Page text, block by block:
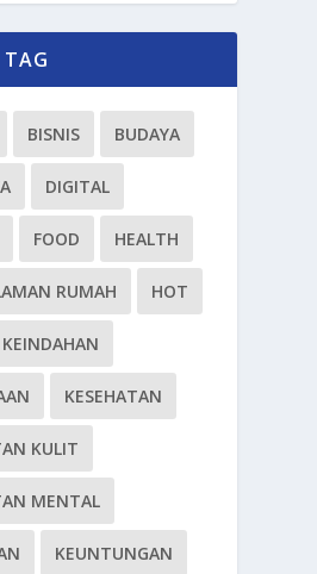
BISNIS BUDAYA
DIGITAL
FOOD HEALTH
RUMAH HOT
KEINDAHAN
KESEHATAN
KULIT
MENTAL
KEUNTUNGAN